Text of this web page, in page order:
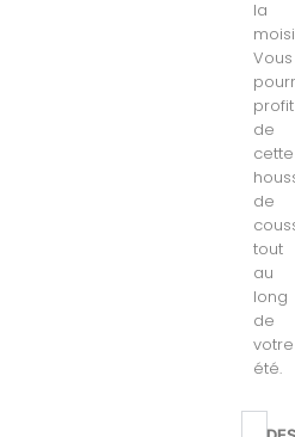
la
Vous
de
cette
de
tout
au
long
de
votre
été.